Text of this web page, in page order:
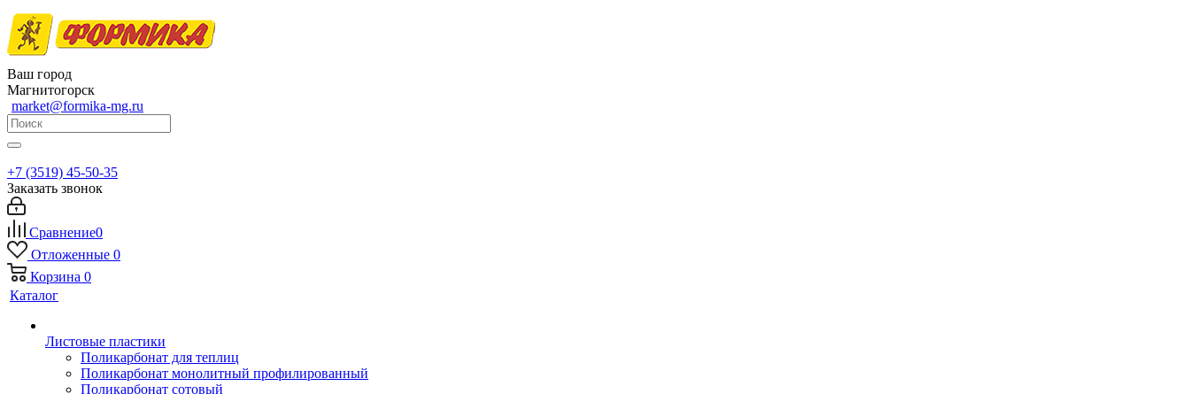
Ваш город
Магнитогорск
market@formika-mg.ru
+7 (3519) 45-50-35
Заказать звонок
Сравнение0
Отложенные 0
Корзина 0
Каталог
Листовые пластики
Поликарбонат для теплиц
Поликарбонат монолитный профилированный
Поликарбонат сотовый